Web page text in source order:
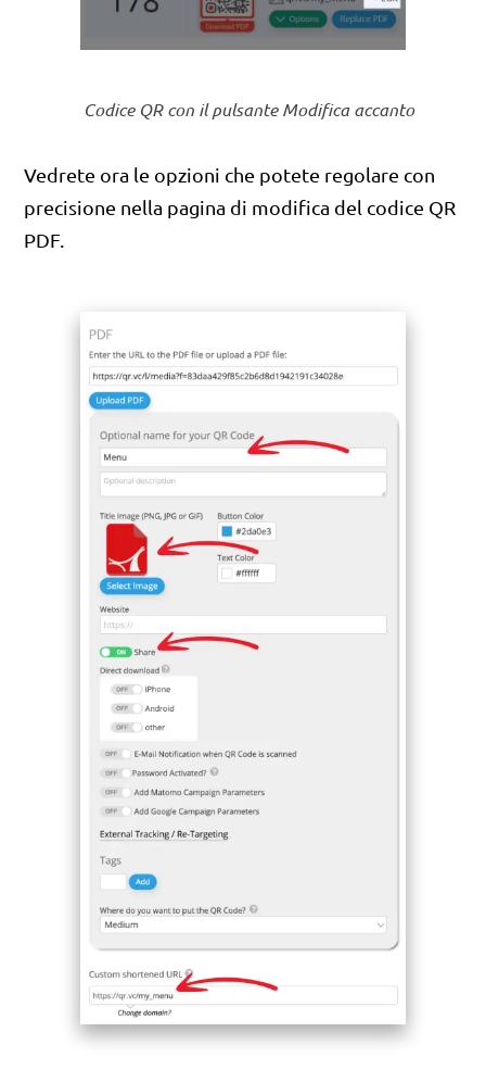
Codice QR con il pulsante Modifica accanto
Vedrete ora le opzioni che potete regolare con
precisione nella pagina di modifica del codice QR
PDF.